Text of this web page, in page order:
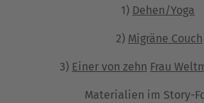
1) Dehen/Yoga
2) Migräne Couch
3) Einer von zehn Frau
Materialien im Story-